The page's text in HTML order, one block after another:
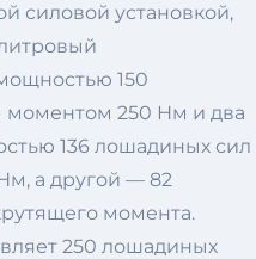
силовой установкой,
150
250 Нм и два
136 лошадиных сил
а другой — 82
момента.
250 лошадиных